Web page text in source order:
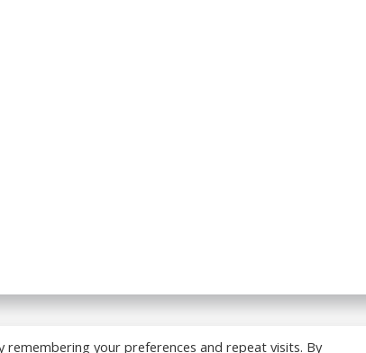
Construit avec WordPress etColibriWP Theme
your preferences and repeat visits. By